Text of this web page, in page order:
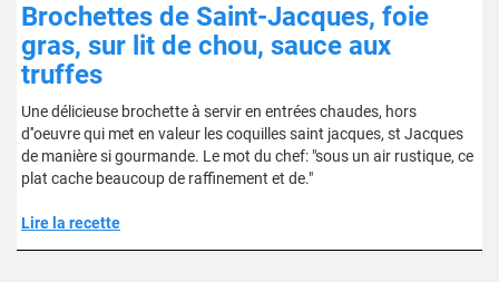
Brochettes de Saint-Jacques, foie
gras, sur lit de chou, sauce aux
truffes
Une délicieuse brochette à servir en entrées chaudes, hors
d''oeuvre qui met en valeur les coquilles saint jacques, st Jacques
de manière si gourmande. Le mot du chef: "sous un air rustique, ce
plat cache beaucoup de raffinement et de."
Lire la recette